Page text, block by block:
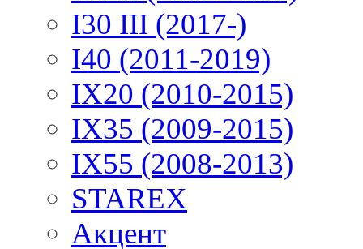
I30 III (2017-)
I40 (2011-2019)
IX20 (2010-2015)
IX35 (2009-2015)
IX55 (2008-2013)
STAREX
Акцент